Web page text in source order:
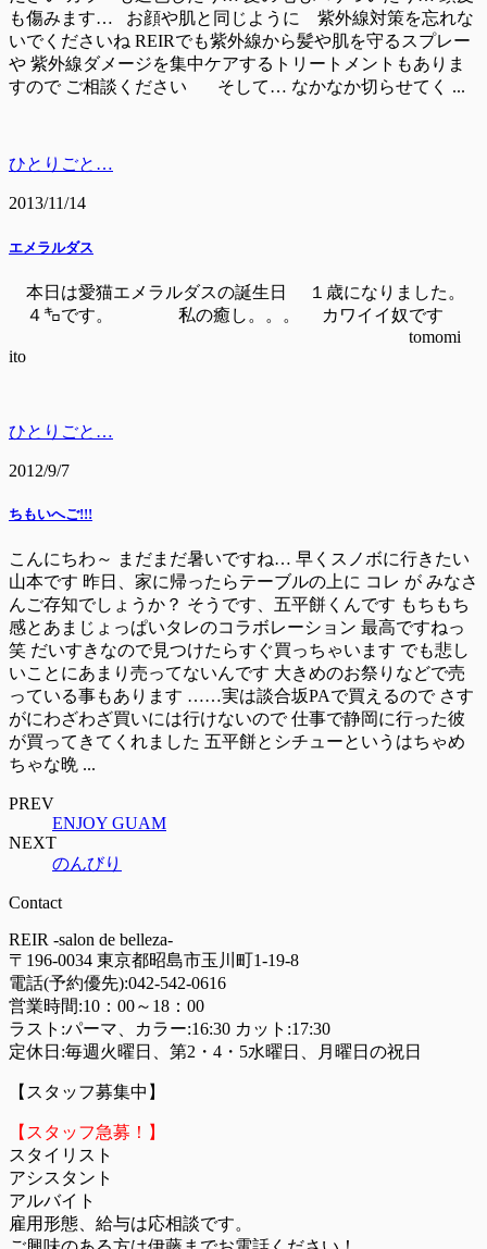
も傷みます… お顔や肌と同じように 紫外線対策を忘れな
いでくださいね REIRでも紫外線から髪や肌を守るスプレー
や 紫外線ダメージを集中ケアするトリートメントもありま
すので ご相談ください そして… なかなか切らせてく ...
ひとりごと…
2013/11/14
エメラルダス
本日は愛猫エメラルダスの誕生日 １歳になりました。
４㌔です。 私の癒し。。。 カワイイ奴です
tomomi
ito
ひとりごと…
2012/9/7
ちもいへご!!!
こんにちわ～ まだまだ暑いですね… 早くスノボに行きたい
山本です 昨日、家に帰ったらテーブルの上に コレ が みなさ
んご存知でしょうか？ そうです、五平餅くんです もちもち
感とあまじょっぱいタレのコラボレーション 最高ですねっ
笑 だいすきなので見つけたらすぐ買っちゃいます でも悲し
いことにあまり売ってないんです 大きめのお祭りなどで売
っている事もあります ……実は談合坂PAで買えるので さす
がにわざわざ買いには行けないので 仕事で静岡に行った彼
が買ってきてくれました 五平餅とシチューというはちゃめ
ちゃな晩 ...
PREV
ENJOY GUAM
NEXT
のんびり
Contact
REIR -salon de belleza-
〒196-0034 東京都昭島市玉川町1-19-8
電話(予約優先):042-542-0616
営業時間:10：00～18：00
ラスト:パーマ、カラー:16:30 カット:17:30
定休日:毎週火曜日、第2・4・5水曜日、月曜日の祝日
【スタッフ募集中】
【スタッフ急募！】
スタイリスト
アシスタント
アルバイト
雇用形態、給与は応相談です。